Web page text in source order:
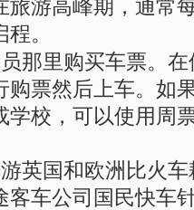
旅游高峰期，通常
。
里购买车票。在
购票然后上车。如
学校，可以使用周
国和欧洲比火车
客车公司国民快车